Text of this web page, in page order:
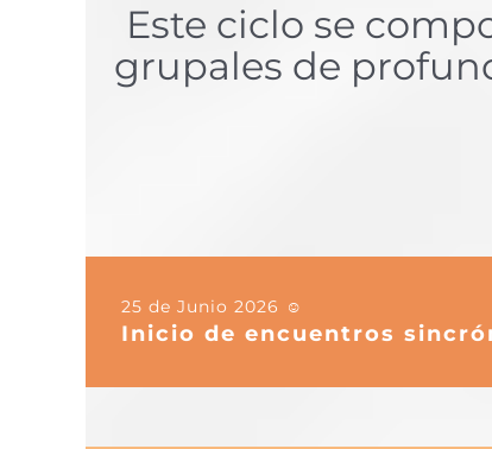
Este ciclo se
grupales de
25 de Junio 2026 ☺️
Inicio de encuentros